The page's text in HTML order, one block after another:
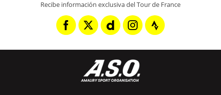
Recibe información exclusiva del Tour de France